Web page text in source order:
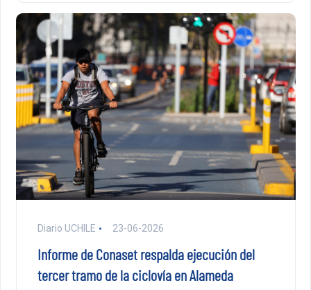
Diario UCHILE 23-06-2026
Informe de Conaset respalda ejecución del
tercer tramo de la ciclovía en Alameda